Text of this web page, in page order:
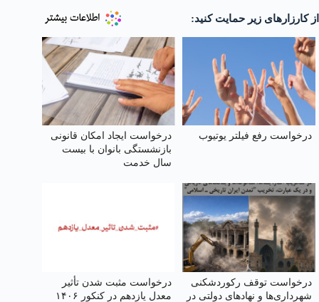
از کارزارهای زیر حمایت کنید:
درخواست رفع فیلتر یوتیوب
درخواست ایجاد امکان قانونی
بازنشستگی بانوان با بیست
سال خدمت
درخواست توقف رکوردشکنی
شهرداری‌ها و نهادهای دولتی در
درخواست مثبت شدن تأثیر
معدل یازدهم در کنکور ۱۴۰۶